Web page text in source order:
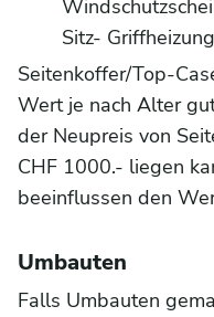
Sitz- Griffheizung
Seitenkoffer/Top-
Wert je nach Alter
der Neupreis von
CHF 1000.- liegen
beeinflussen den
Umbauten
Falls Umbauten